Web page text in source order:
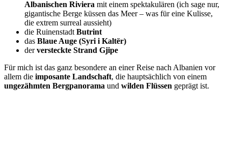
Albanischen Riviera mit einem spektakulären (ich sage nur,
gigantische Berge küssen das Meer – was für eine Kulisse,
die extrem surreal aussieht)
die Ruinenstadt Butrint
das Blaue Auge (Syri i Kaltër)
derversteckte Strand Gjipe
Für mich ist das ganz besondere an einer Reise nach Albanien vor
allem die imposante Landschaft, die hauptsächlich von einem
ungezähmten Bergpanorama und wilden Flüssen geprägt ist.